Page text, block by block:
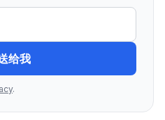
给我
.